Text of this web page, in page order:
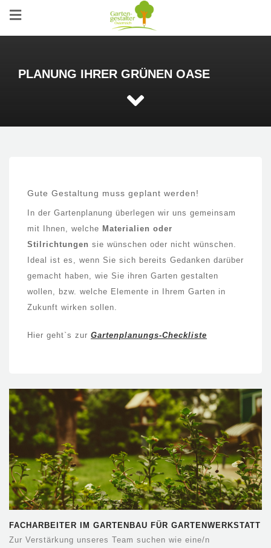
PLANUNG IHRER GRÜNEN OASE
Gute Gestaltung muss geplant werden!
In der Gartenplanung überlegen wir uns gemeinsam
mit Ihnen, welche Materialien oder
Stilrichtungen sie wünschen oder nicht wünschen.
Ideal ist es, wenn Sie sich bereits Gedanken darüber
gemacht haben, wie Sie ihren Garten gestalten
wollen, bzw. welche Elemente in Ihrem Garten in
Zukunft wirken sollen.
Hier geht`s zur Gartenplanungs-Checkliste
FACHARBEITER IM GARTENBAU FÜR GARTENWERKSTATT
NENTWICH
Zur Verstärkung unseres Team suchen wie eine/n